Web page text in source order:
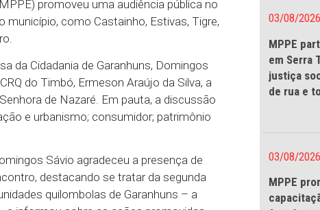
a realidade e potencialidades, bem como ouvir as
de Quilombo (CRQ) do Timbó, em
(MPPE) promoveu uma audiência pública
no município, como Castainho, Estivas,
no encontro.
de Defesa da Cidadania de Garanhuns, Domingos
Nossa Senhora de Nazaré. Em pauta, a discussão
habitação e urbanismo; consumidor; patrimônio